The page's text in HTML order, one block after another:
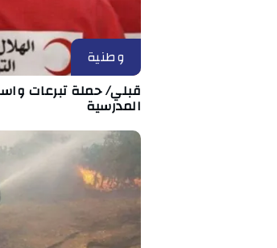
وطنية
قبلي/ حملة تبرعات
المدرسية